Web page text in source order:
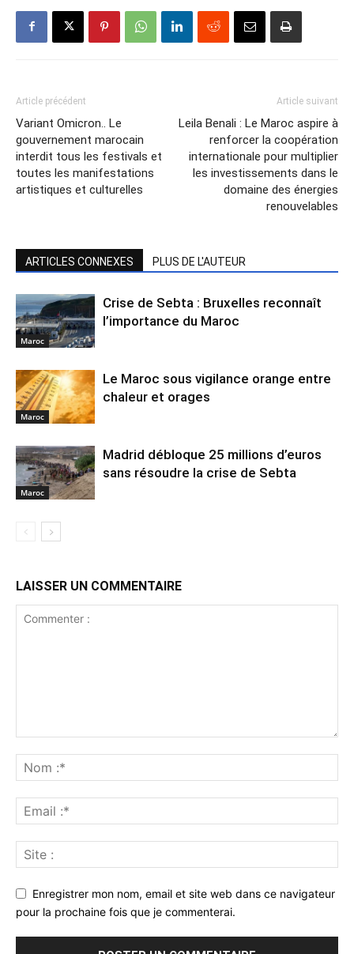
Article précédent
Variant Omicron.. Le
gouvernement marocain
interdit tous les festivals et
toutes les manifestations
artistiques et culturelles
Article suivant
Leila Benali : Le Maroc aspire à
renforcer la coopération
internationale pour multiplier
les investissements dans le
domaine des énergies
renouvelables
ARTICLES CONNEXES PLUS DE L'AUTEUR
Maroc
Crise de Sebta : Bruxelles reconnaît
l’importance du Maroc
Maroc
Le Maroc sous vigilance orange entre
chaleur et orages
Maroc
Madrid débloque 25 millions d’euros
sans résoudre la crise de Sebta
LAISSER UN COMMENTAIRE
Enregistrer mon nom, email et site web dans ce navigateur
pour la prochaine fois que je commenterai.